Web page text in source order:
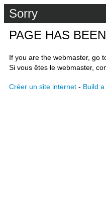
Sorry
PAGE HAS
If you are the webmaster, go
Si vous êtes le webmaster,
Créer un site internet - Build